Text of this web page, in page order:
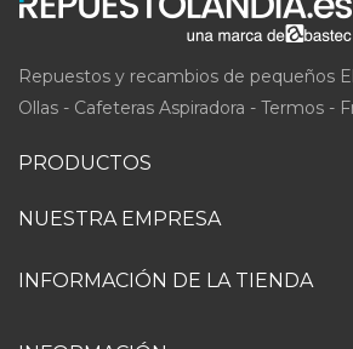
Repuestos y recambios de pequeños
Ollas - Cafeteras Aspiradora - Termos -
PRODUCTOS
NUESTRA EMPRESA
INFORMACIÓN DE LA TIENDA